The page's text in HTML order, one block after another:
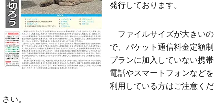
発行しております。
ファイルサイズが大きいの
で、パケット通信料金定額制
プランに加入していない携帯
電話やスマートフォンなどを
利用している方はご注意くだ
さい。